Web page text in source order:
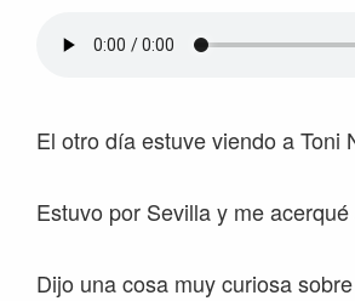
El otro día estuve viendo a Toni
Estuvo por Sevilla y me
Dijo una cosa muy curiosa